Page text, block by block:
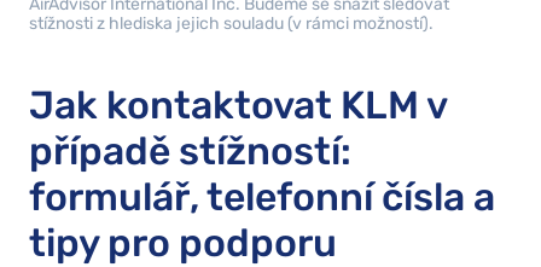
AirAdvisor International Inc. Budeme se snažit sledovat
stížnosti z hlediska jejich souladu (v rámci možností).
Jak kontaktovat KLM v
případě stížností:
formulář, telefonní čísla a
tipy pro podporu